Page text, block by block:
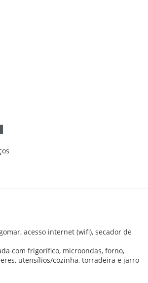
acesso internet (wifi), secador de
com frigorífico, microondas, forno,
utensílios/cozinha, torradeira e jarro